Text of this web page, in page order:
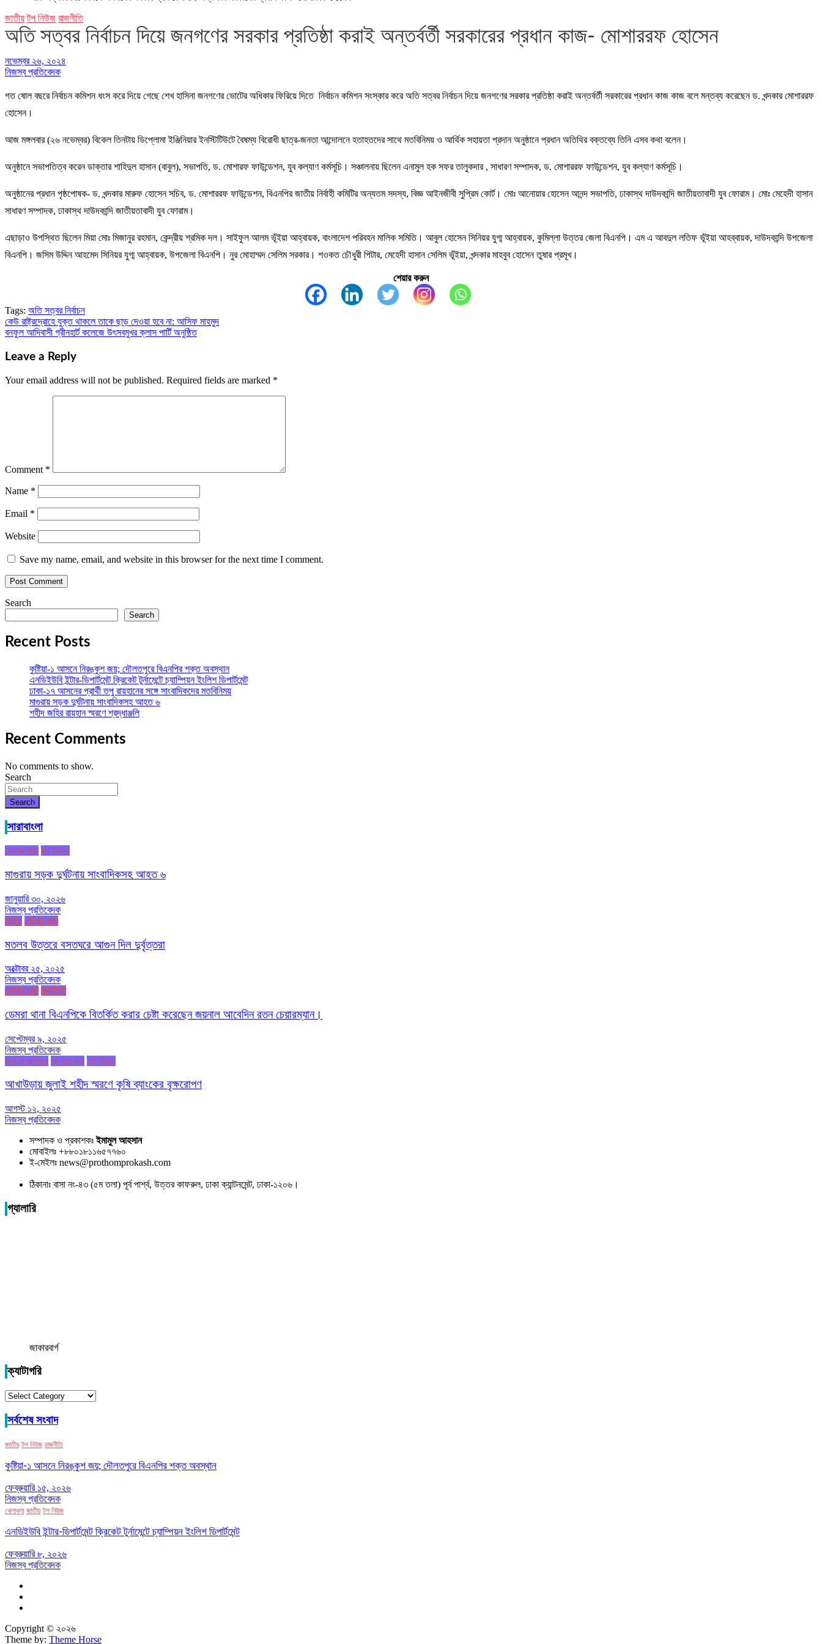
জাতীয় টপ নিউজ রাজনীতি
অতি সত্বর নির্বাচন দিয়ে জনগণের সরকার প্রতিষ্ঠা করাই অন্তর্বর্তী সরকারের প্রধান কাজ- মোশাররফ হোসেন
নভেম্বর ২৬, ২০২৪
নিজস্ব প্রতিবেদক
গত ষোল বছরে নির্বাচন কমিশন ধংস করে দিয়ে গেছে শেখ হাসিনা জনগণের ভোটের অধিকার ফিরিয়ে দিতে নির্বাচন কমিশন সংস্কার করে অতি সত্বর নির্বাচন দিয়ে জনগণের সরকার প্রতিষ্ঠা করাই অন্তর্বর্তী সরকারের প্রধান কাজ কাজ বলে মন্তব্য করেছেন ড. খন্দকার মোশাররফ
হোসেন।
আজ মঙ্গলবার (২৬ নভেম্বর) বিকেল তিনটায় ডিপ্লোমা ইঞ্জিনিয়ার ইনস্টিটিউটে বৈষম্য বিরোধী ছাত্র-জনতা আন্দোলনে হতাহতদের সাথে মতবিনিময় ও আর্থিক সহায়তা প্রদান অনুষ্ঠানে প্রধান অতিথির বক্তব্যে তিনি এসব কথা বলেন।
অনুষ্ঠানে সভাপতিত্ব করেন ডাক্তার শাহিদুল হাসান (বাবুল), সভাপতি, ড. মোশারফ ফাউন্ডেশন, যুব কল্যাণ কর্মসূচি। সঞ্চালনায় ছিলেন এনামুল হক সফর তালুকদার , সাধারণ সম্পাদক, ড. মোশাররফ ফাউন্ডেশন, যুব কল্যাণ কর্মসূচি।
অনুষ্ঠানের প্রধান পৃষ্ঠপোষক- ড. খন্দকার মারুফ হোসেন সচিব, ড. মোশাররফ ফাউন্ডেশন, বিএনপির জাতীয় নির্বাহী কমিটির অন্যতম সদস্য, বিজ্ঞ আইনজীবী সুপ্রিম কোর্ট। মোঃ আনোয়ার হোসেন আনন্দ সভাপতি, ঢাকাস্থ দাউদকান্দি জাতীয়তাবাদী যুব ফোরাম। মোঃ মেহেদী হাসান
সাধারণ সম্পাদক, ঢাকাস্থ দাউদকান্দি জাতীয়তাবাদী যুব ফোরাম।
এছাড়াও উপস্থিত ছিলেন মিয়া মোঃ মিজানুর রহমান, কেন্দ্রীয় শ্রমিক দল। সাইফুল আলম ভূঁইয়া আহ্বায়ক, বাংলাদেশ পরিবহন মালিক সমিতি। আবুল হোসেন সিনিয়র যুগ্ম আহ্বায়ক, কুমিল্লা উত্তর জেলা বিএনপি। এম এ আবদুল লতিফ ভূঁইয়া আহব্বায়ক, দাউদকান্দি উপজেলা
বিএনপি। জসিম উদ্দিন আহমেদ সিনিয়র যুগ্ম আহ্বায়ক, উপজেলা বিএনপি। নুর মোহাম্মদ সেলিম সরকার। শওকত চৌধুরী পিটার, মেহেদী হাসান সেলিম ভূঁইয়া, খন্দকার মাহবুব হোসেন তুষার প্রমূখ।
শেয়ার করুন
Tags: অতি সত্বর নির্বাচন
Post
navigation
কেউ রাষ্ট্রদ্রোহে যুক্ত থাকলে তাকে ছাড় দেওয়া হবে না: আসিফ মাহমুদ
বনফুল আদিবাসী গ্রীনহার্ট কলেজে উৎসবমুখর ক্লাস পার্টি অনুষ্ঠিত
Leave a Reply
Your email address will not be published. Required fields are marked *
Comment *
Name *
Email *
Website
Save my name, email, and website in this browser for the next time I comment.
Search
Search
Recent Posts
কুষ্টিয়া-১ আসনে নিরঙ্কুশ জয়; দৌলতপুরে বিএনপির শক্ত অবস্থান
এনডিইউবি ইন্টার-ডিপার্টমেন্ট ক্রিকেট টুর্নামেন্টে চ্যাম্পিয়ন ইংলিশ ডিপার্টমেন্ট
ঢাকা-১৭ আসনের প্রার্থী তপু রায়হানের সঙ্গে সাংবাদিকদের মতবিনিময়
মাগুরায় সড়ক দুর্ঘটনায় সাংবাদিকসহ আহত ৬
শহীদ জহির রায়হান স্মরণে শ্রদ্ধাঞ্জলি
Recent Comments
No comments to show.
Search
Search
সারাবাংলা
জেলার খবর টপ নিউজ
মাগুরায় সড়ক দুর্ঘটনায় সাংবাদিকসহ আহত ৬
জানুয়ারি ৩০, ২০২৬
নিজস্ব প্রতিবেদক
আরও জেলার খবর
মতলব উত্তরে বসতঘরে আগুন দিল দুর্বৃত্তরা
অক্টোবর ২৫, ২০২৫
নিজস্ব প্রতিবেদক
জেলার খবর রাজনীতি
ডেমরা থানা বিএনপিকে বিতর্কিত করার চেষ্টা করেছেন জয়নাল আবেদিন রতন চেয়ারম্যান।
সেপ্টেম্বর ৯, ২০২৫
নিজস্ব প্রতিবেদক
অর্থ ও বাণিজ্য জেলার খবর টপ নিউজ
আখাউড়ায় জুলাই শহীদ স্মরণে কৃষি ব্যাংকের বৃক্ষরোপণ
আগস্ট ১২, ২০২৫
নিজস্ব প্রতিবেদক
সম্পাদক ও প্রকাশকঃইমামুল আহসান
মোবাইলঃ +৮৮০১৮১১৬৫৭৭৬০
ই-মেইলঃ news@prothomprokash.com
ঠিকানাঃ বাসা নং-৪৩ (৫ম তলা) পূর্ব পার্শ্ব, উত্তর কাফরুল, ঢাকা ক্যান্টনমেন্ট, ঢাকা-১২০৬।
গ্যালারি
জাকারবার্গ
ক্যাটাগরি
ক্যাটাগরি
সর্বশেষ সংবাদ
জাতীয় টপ নিউজ রাজনীতি
কুষ্টিয়া-১ আসনে নিরঙ্কুশ জয়; দৌলতপুরে বিএনপির শক্ত অবস্থান
ফেব্রুয়ারি ১৫, ২০২৬
নিজস্ব প্রতিবেদক
খেলাধুলা জাতীয় টপ নিউজ
এনডিইউবি ইন্টার-ডিপার্টমেন্ট ক্রিকেট টুর্নামেন্টে চ্যাম্পিয়ন ইংলিশ ডিপার্টমেন্ট
ফেব্রুয়ারি ৮, ২০২৬
নিজস্ব প্রতিবেদক
Copyright © ২০২৬
Theme by: Theme Horse